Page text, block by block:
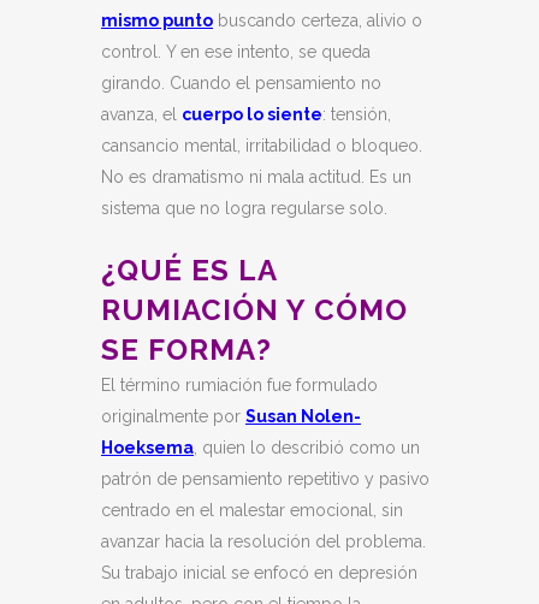
mismo punto buscando certeza, alivio o
control. Y en ese intento, se queda
girando. Cuando el pensamiento no
avanza, el cuerpo lo siente: tensión,
cansancio mental, irritabilidad o bloqueo.
No es dramatismo ni mala actitud. Es un
sistema que no logra regularse solo.
¿QUÉ ES LA
RUMIACIÓN Y CÓMO
SE FORMA?
El término rumiación fue formulado
originalmente por Susan Nolen-
Hoeksema , quien lo describió como un
patrón de pensamiento repetitivo y pasivo
centrado en el malestar emocional, sin
avanzar hacia la resolución del problema.
Su trabajo inicial se enfocó en depresión